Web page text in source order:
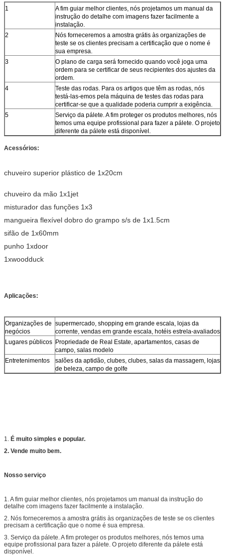
1
A fim guiar melhor clientes, nós projetamos um manual da
instrução do detalhe com imagens fazer facilmente a
instalação.
2
Nós forneceremos a amostra grátis às organizações de
teste se os clientes precisam a certificação que o nome é
sua empresa.
3
O plano de carga será fornecido quando você joga uma
ordem para se certificar de seus recipientes dos ajustes da
ordem.
4
Teste das rodas. Para os artigos que têm as rodas, nós
testá-las-emos pela máquina de testes das rodas para
certificar-se que a qualidade poderia cumprir a exigência.
5
Serviço da pálete. A fim proteger os produtos melhores, nós
temos uma equipe profissional para fazer a pálete. O projeto
diferente da pálete está disponível.
Acessórios:
chuveiro superior plástico de 1x20cm
chuveiro da mão 1x1jet
misturador das funções 1x3
mangueira flexível dobro do grampo s/s de 1x1.5cm
sifão de 1x60mm
punho 1xdoor
1xwoodduck
Aplicações:
Organizações de
negócios
supermercado, shopping em grande escala, lojas da
corrente, vendas em grande escala, hotéis estrela-avaliados
Lugares públicos Propriedade de Real Estate, apartamentos, casas de
campo, salas modelo
Entretenimentos
salões da aptidão, clubes, clubes, salas da massagem, lojas
de beleza, campo de golfe
1. É muito simples e popular.
2. Vende muito bem.
Nosso serviço
1. A fim guiar melhor clientes, nós projetamos um manual da instrução do
detalhe com imagens fazer facilmente a instalação.
2. Nós forneceremos a amostra grátis às organizações de teste se os clientes
precisam a certificação que o nome é sua empresa.
3. Serviço da pálete. A fim proteger os produtos melhores, nós temos uma
equipe profissional para fazer a pálete. O projeto diferente da pálete está
disponível.